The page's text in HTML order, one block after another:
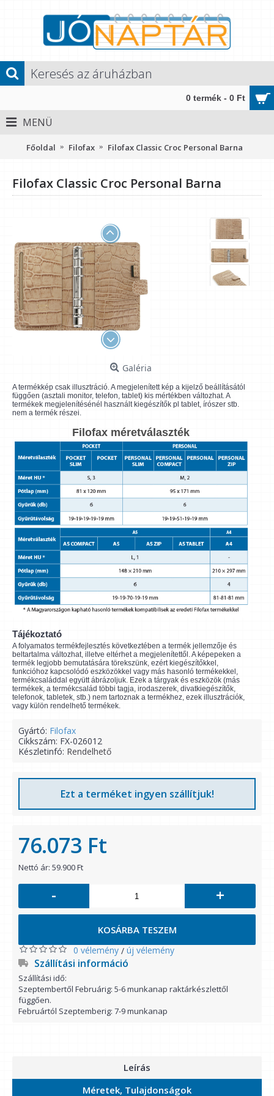
0 termék - 0 Ft
MENÜ
Főoldal Filofax Filofax Classic Croc Personal Barna
Filofax Classic Croc Personal Barna
Galéria
A termékkép csak illusztráció. A megjelenített kép a kijelző beállításától
függően (asztali monitor, telefon, tablet) kis mértékben változhat. A
termékek megjelenítésénél használt kiegészítők pl tablet, írószer stb.
nem a termék részei.
Filofax méretválaszték
Tájékoztató
A folyamatos termékfejlesztés következtében a termék jellemzője és
beltartalma változhat, illetve eltérhet a megjelenítettől. A képepeken a
termék legjobb bemutatására törekszünk, ezért kiegészítőkkel,
funkcióhoz kapcsolódó eszközökkel vagy más hasonló termékekkel,
termékcsaláddal együtt ábrázoljuk. Ezek a tárgyak és eszközök (más
termékek, a termékcsalád többi tagja, irodaszerek, divatkiegészítők,
telefonok, tabletek, stb.) nem tartoznak a termékhez, ezek illusztrációk,
vagy külön rendelhető termékek.
Gyártó: Filofax
Cikkszám: FX-026012
Készletinfó: Rendelhető
Ezt a terméket ingyen szállítjuk!
76.073 Ft
Nettó ár: 59.900 Ft
- +
KOSÁRBA TESZEM
0 vélemény / új vélemény
Szállítási információ
Szállítási idő:
Szeptembertől Februárig: 5-6 munkanap raktárkészlettől
függően.
Februártól Szeptemberig: 7-9 munkanap
Leírás
Méretek, Tulajdonságok